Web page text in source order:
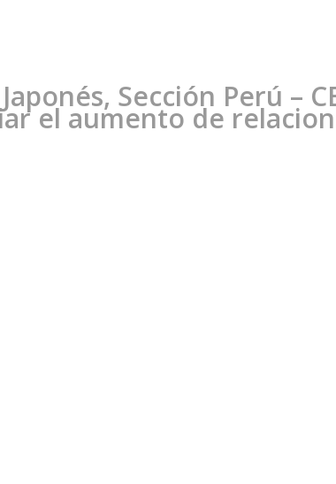
Sección Perú –
el aumento de